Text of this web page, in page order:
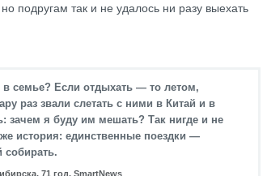
подругам так и не удалось ни разу выехать
в семье? Если отдыхать — то летом,
раз звали слетать с ними в Китай и в
зачем я буду им мешать? Так нигде и не
история: единственные поездки —
собирать.
71 год, SmartNews